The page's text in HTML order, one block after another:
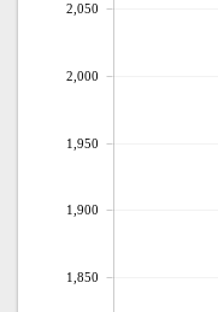
1,850
1,900
1,950
2,000
2,050